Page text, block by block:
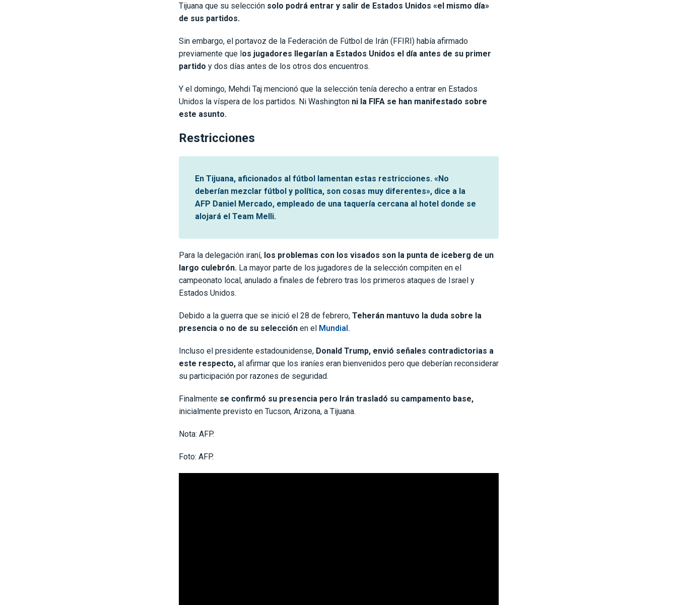
Tijuana que su selección solo podrá entrar y salir de Estados Unidos «el mismo día»
de sus partidos.
Sin embargo, el portavoz de la Federación de Fútbol de Irán (FFIRI) había afirmado
previamente que los jugadores llegarían a Estados Unidos el día antes de su primer
partido y dos días antes de los otros dos encuentros.
Y el domingo, Mehdi Taj mencionó que la selección tenía derecho a entrar en Estados
Unidos la víspera de los partidos. Ni Washington ni la FIFA se han manifestado sobre
este asunto.
Restricciones
En Tijuana, aficionados al fútbol lamentan estas restricciones. «No
deberían mezclar fútbol y política, son cosas muy diferentes», dice a la
AFP Daniel Mercado, empleado de una taquería cercana al hotel donde se
alojará el Team Melli.
Para la delegación iraní, los problemas con los visados son la punta de iceberg de un
largo culebrón. La mayor parte de los jugadores de la selección compiten en el
campeonato local, anulado a finales de febrero tras los primeros ataques de Israel y
Estados Unidos.
Debido a la guerra que se inició el 28 de febrero, Teherán mantuvo la duda sobre la
presencia o no de su selección en el Mundial.
Incluso el presidente estadounidense, Donald Trump, envió señales contradictorias a
este respecto,al afirmar que los iraníes eran bienvenidos pero que deberían reconsiderar
su participación por razones de seguridad.
Finalmente se confirmó su presencia pero Irán trasladó su campamento base,
inicialmente previsto en Tucson, Arizona, a Tijuana.
Nota: AFP.
Foto: AFP.